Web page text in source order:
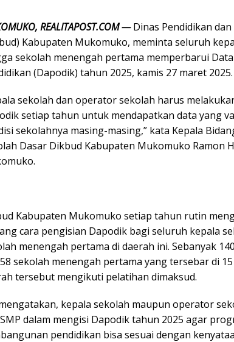
REALITAPOST.COM — Dinas Pendidikan
Kabupaten Mukomuko, meminta seluruh
sekolah menengah pertama memperbarui
(Dapodik) tahun 2025, kamis 27 maret 2025.
sekolah dan operator sekolah harus
setiap tahun untuk mendapatkan data yang
sekolahnya masing-masing,” kata Kepala
Dasar Dikbud Kabupaten Mukomuko Ramon
Kabupaten Mukomuko setiap tahun rutin
cara pengisian Dapodik bagi seluruh kepala
menengah pertama di daerah ini. Sebanyak
sekolah menengah pertama yang tersebar di
tersebut mengikuti pelatihan dimaksud.
kepala sekolah maupun operator
dalam mengisi Dapodik tahun 2025 agar
pendidikan bisa sesuai dengan